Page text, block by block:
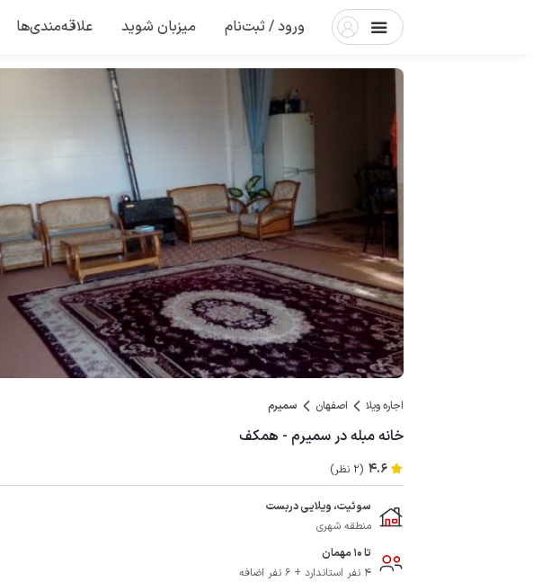
ورود / ثبت‌نام میزبان شوید علاقه‌مندی‌ها
اجاره ویلا اصفهان سمیرم
خانه مبله در سمیرم - همکف
4.6 (2 نظر)
سوئیت، ویلایی دربست
منطقه شهری
تا 10 مهمان
4 نفر استاندارد + 6 نفر اضافه